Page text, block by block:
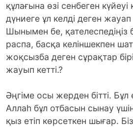
құлағына өзі сенбеген
дүниеге ұл келді деген
Шынымен бе, қателеспедіңіз
распа, басқа келіншекпен
жоқсызба деген сұрақтар
жауып кетті.?
Әңгіме осы жерден бітті. Бұл
Аллаһ бұл отбасын сынау
қыз етіп көрсеткен шығар.